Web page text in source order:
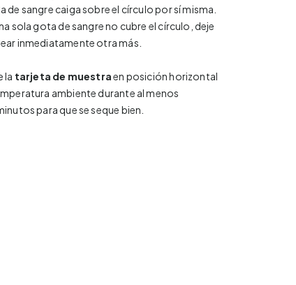
de sangre caiga sobre el círculo por sí misma.
sola gota de sangre no cubre el círculo, deje
inmediatamente otra más.
la tarjeta de muestraen posición horizontal
ambiente durante al menos
para que se seque bien.